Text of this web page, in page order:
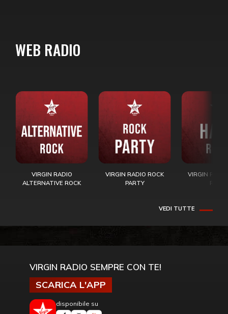
WEB RADIO
VIRGIN RADIO
ALTERNATIVE ROCK
VIRGIN RADIO ROCK
PARTY
VIRGIN
ROCK
VEDI TUTTE
VIRGIN RADIO SEMPRE CON TE!
SCARICA L'APP
disponibile su